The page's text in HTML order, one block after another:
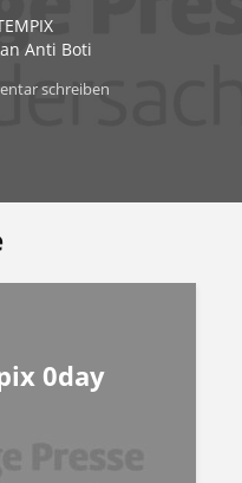
Anti Boti
schreiben
0day